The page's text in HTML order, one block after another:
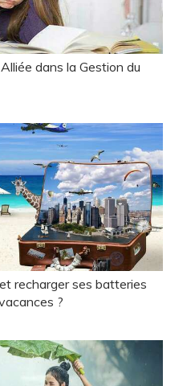
dans la Gestion du
recharger ses batteries
?